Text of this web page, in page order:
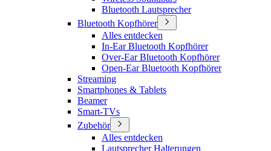
Bluetooth Lautsprecher
Bluetooth Kopfhörer
Alles entdecken
In-Ear Bluetooth Kopfhörer
Over-Ear Bluetooth Kopfhörer
Open-Ear Bluetooth Kopfhörer
Streaming
Smartphones & Tablets
Beamer
Smart-TVs
Zubehör
Alles entdecken
Lautsprecher Halterungen